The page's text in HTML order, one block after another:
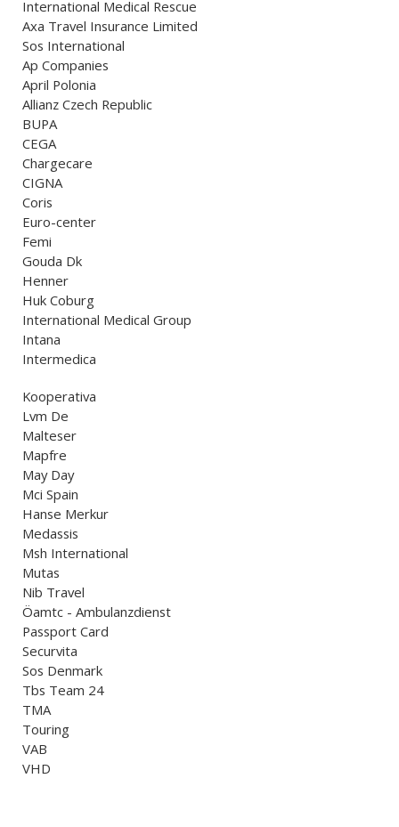
International Medical Rescue
Axa Travel Insurance Limited
Sos International
Ap Companies
April Polonia
Allianz Czech Republic
BUPA
CEGA
Chargecare
CIGNA
Coris
Euro-center
Femi
Gouda Dk
Henner
Huk Coburg
International Medical Group
Intana
Intermedica
Kooperativa
Lvm De
Malteser
Mapfre
May Day
Mci Spain
Hanse Merkur
Medassis
Msh International
Mutas
Nib Travel
Öamtc - Ambulanzdienst
Passport Card
Securvita
Sos Denmark
Tbs Team 24
TMA
Touring
VAB
VHD